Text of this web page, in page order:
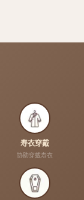
寿衣穿戴
协助穿戴寿衣